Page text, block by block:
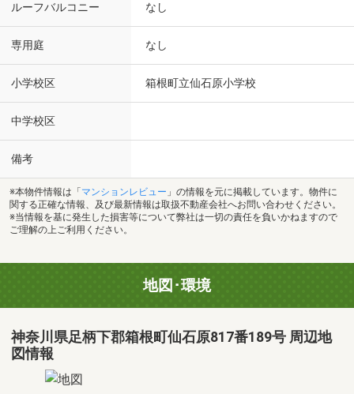
ルーフバルコニー なし
専用庭 なし
小学校区 箱根町立仙石原小学校
中学校区
備考
※本物件情報は「 マンションレビュー 」の情報を元に掲載しています。物件に
関する正確な情報、及び最新情報は取扱不動産会社へお問い合わせください。
※当情報を基に発生した損害等について弊社は一切の責任を負いかねますので
ご理解の上ご利用ください。
地図･環境
神奈川県足柄下郡箱根町仙石原817番189号 周辺地
図情報